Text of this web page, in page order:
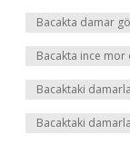
Bacakta damar
Bacakta ince
Bacaktaki
Bacaktaki